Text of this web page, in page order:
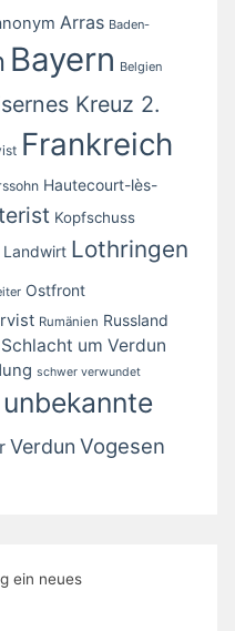
Arras Baden-
Bayern Belgien
Kreuz 2.
Frankreich
Hautecourt-lès-
Kopfschuss
Landwirt Lothringen
Ostfront
Rumänien Russland
Schlacht um Verdun
schwer verwundet
unbekannte
Verdun Vogesen
ein neues